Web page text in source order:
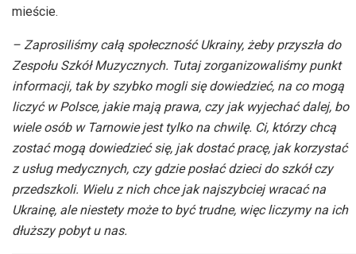
mieście.
– Zaprosiliśmy całą społeczność Ukrainy, żeby przyszła do
Zespołu Szkół Muzycznych. Tutaj zorganizowaliśmy punkt
informacji, tak by szybko mogli się dowiedzieć, na co mogą
liczyć w Polsce, jakie mają prawa, czy jak wyjechać dalej, bo
wiele osób w Tarnowie jest tylko na chwilę. Ci, którzy chcą
zostać mogą dowiedzieć się, jak dostać pracę, jak korzystać
z usług medycznych, czy gdzie posłać dzieci do szkół czy
przedszkoli. Wielu z nich chce jak najszybciej wracać na
Ukrainę, ale niestety może to być trudne, więc liczymy na ich
dłuższy pobyt u nas.